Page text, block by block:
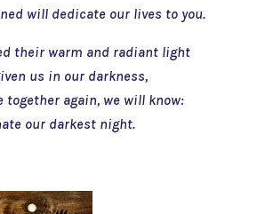
will dedicate our lives to you.
their warm and radiant light
us in our darkness,
together again, we will know:
our darkest night.